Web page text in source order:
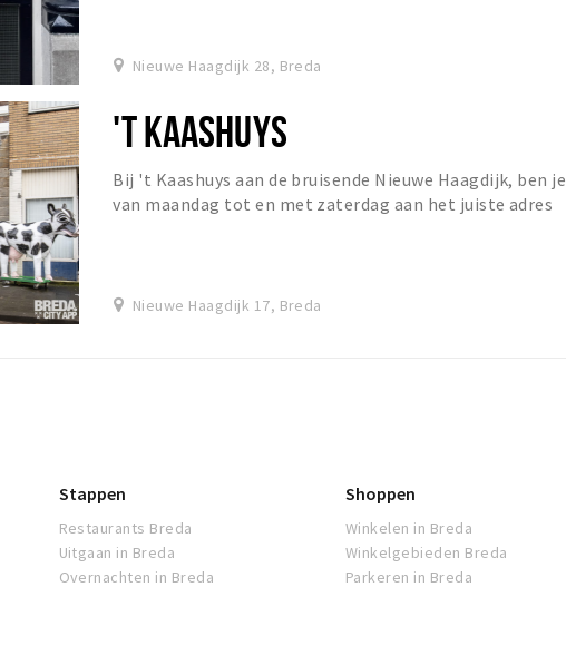
Nieuwe Haagdijk 28, Breda
'T KAASHUYS
Bij 't Kaashuys aan de bruisende Nieuwe Haagdijk, ben je
van maandag tot en met zaterdag aan het juiste adres
Nieuwe Haagdijk 17, Breda
Stappen
Restaurants Breda
Uitgaan in Breda
Overnachten in Breda
Shoppen
Winkelen in Breda
Winkelgebieden Breda
Parkeren in Breda